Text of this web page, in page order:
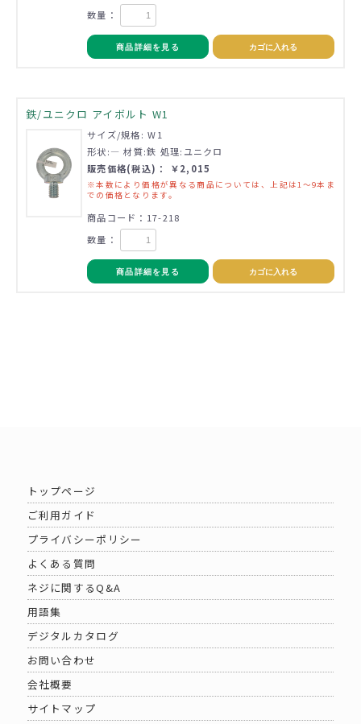
数量：
商品詳細を見る カゴに入れる
鉄/ユニクロ アイボルト W1
サイズ/規格: W1
形状:― 材質:鉄 処理:ユニクロ
販売価格(税込)： ￥2,015
※本数により価格が異なる商品については、上記は1～9本ま
での価格となります。
商品コード：17-218
数量：
商品詳細を見る カゴに入れる
トップページ
ご利用ガイド
プライバシーポリシー
よくある質問
ネジに関するQ&A
用語集
デジタルカタログ
お問い合わせ
会社概要
サイトマップ